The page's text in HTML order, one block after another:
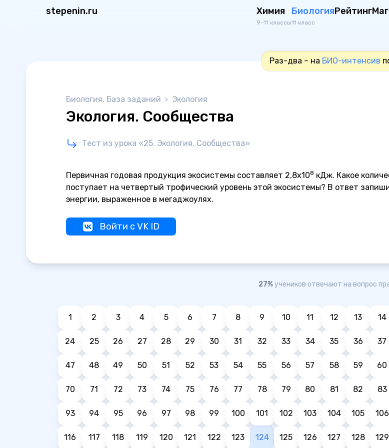
stepenin.ru Химия
9-11 классы
Биология
11 класс
Рейтинг
Раз-два – на БИО-интенсив
Биология. База заданий › Экология
Экология. Сообщества
Тест из урока «25. Экология. Сообщества»
Первичная годовая продукция экосистемы составляет 2,8х108 кДж. Какое
поступает на четвертый трофический уровень этой экосистемы? В ответ
энергии, выраженное в мегаджоулях.
Войти с VK ID
27%учеников отвечают на вопрос
1 2 3 4 5 6 7 8 9 10 11 12 13 14
24 25 26 27 28 29 30 31 32 33 34 35 36 37
47 48 49 50 51 52 53 54 55 56 57 58 59 60
70 71 72 73 74 75 76 77 78 79 80 81 82 83
93 94 95 96 97 98 99 100 101 102 103 104 105 106
116 117 118 119 120 121 122 123 124 125 126 127 128 129